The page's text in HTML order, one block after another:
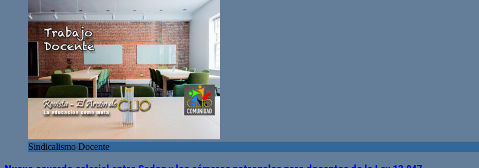
Sindicalismo Docente